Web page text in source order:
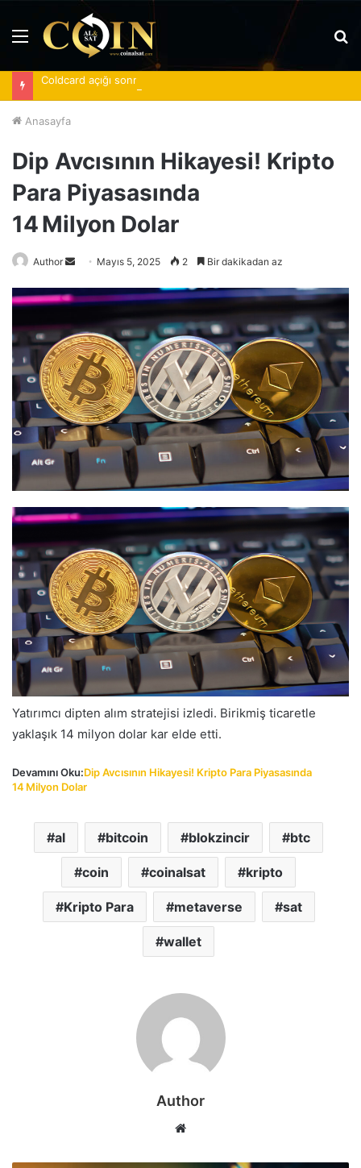
Menü
Anasayfa
Dip Avcısının Hikayesi! Kripto
Para Piyasasında
14 Milyon Dolar
Author
Bir
posta
göndermek
Mayıs 5, 2025 2 Bir dakikadan az
Yatırımcı dipten alım stratejisi izledi. Birikmiş ticaretle
yaklaşık 14 milyon dolar kar elde etti.
Devamını Oku:Dip Avcısının Hikayesi! Kripto Para Piyasasında
14 Milyon Dolar
al bitcoin blokzincir btc
coin coinalsat kripto
Kripto Para metaverse sat
wallet
Author
Web